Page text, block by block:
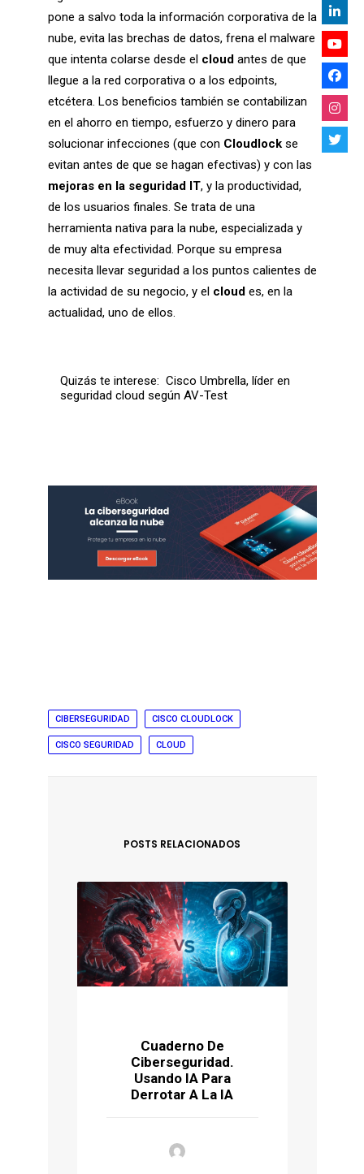
pone a salvo toda la información corporativa de la
nube, evita las brechas de datos, frena el malware
que intenta colarse desde el cloudantes de que
llegue a la red corporativa o a los edpoints,
etcétera. Los beneficios también se contabilizan
en el ahorro en tiempo, esfuerzo y dinero para
solucionar infecciones (que con Cloudlockse
evitan antes de que se hagan efectivas) y con las
mejoras en la seguridad IT, y la productividad,
de los usuarios finales. Se trata de una
herramienta nativa para la nube, especializada y
de muy alta efectividad. Porque su empresa
necesita llevar seguridad a los puntos calientes de
la actividad de su negocio, y el cloudes, en la
actualidad, uno de ellos.
Quizás te interese: Cisco Umbrella, líder en
seguridad cloud según AV-Test
CIBERSEGURIDAD CISCO CLOUDLOCK
CISCO SEGURIDAD CLOUD
POSTS RELACIONADOS
Cuaderno De
Ciberseguridad.
Usando IA Para
Derrotar A La IA